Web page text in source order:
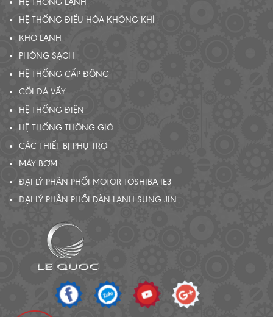
HỆ THỐNG ĐIỀU HÒA KHÔNG KHÍ
KHO LẠNH
PHÒNG SẠCH
HỆ THỐNG CẤP ĐÔNG
CỐI ĐÁ VẨY
HỆ THỐNG ĐIỆN
HỆ THỐNG THÔNG GIÓ
CÁC THIẾT BỊ PHỤ TRỢ
MÁY BƠM
ĐẠI LÝ PHÂN PHỐI MOTOR TOSHIBA IE3
ĐẠI LÝ PHÂN PHỐI DÀN LẠNH SUNG JIN